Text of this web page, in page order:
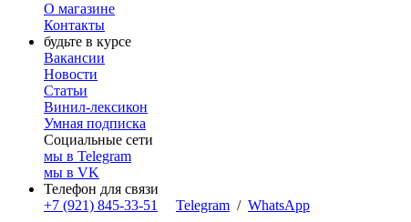
О магазине
Контакты
будьте в курсе
Вакансии
Новости
Статьи
Винил-лексикон
Умная подписка
Социальные сети
мы в Telegram
мы в VK
Телефон для связи
+7 (921) 845-33-51
Telegram / WhatsApp